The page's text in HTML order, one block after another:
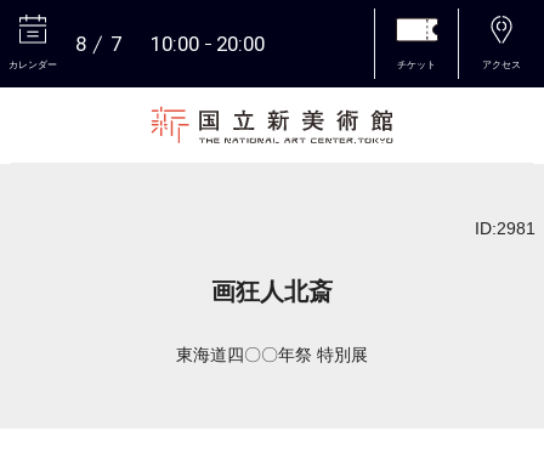
カレンダー
8 7 10:00 20:00
チケット アクセス
ID:2981
画狂人北斎
東海道四〇〇年祭 特別展